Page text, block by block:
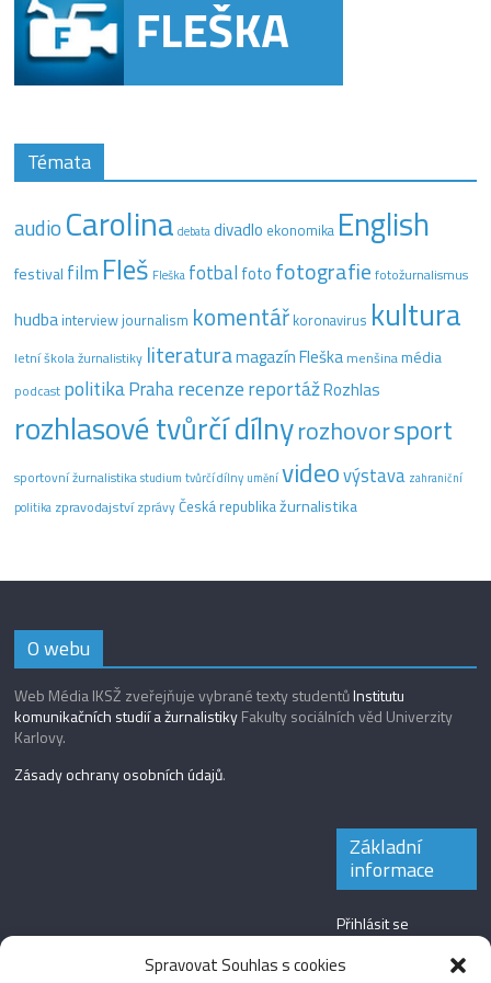
Spravovat Souhlas s cookies
Témata
audio Carolina debata divadlo ekonomika English
festival film Fleš Fleška fotbal foto fotografie fotožurnalismus
hudba interview journalism komentář koronavirus kultura
letní škola žurnalistiky literaturamagazín Fleška menšinamédia
podcast politikaPraharecenzereportážRozhlas
rozhlasové tvůrčí dílnyrozhovorsport
sportovní žurnalistika studium tvůrčí dílny uměnívideovýstava zahraniční
politika zpravodajstvízprávyČeská republikažurnalistika
O webu
Web Média IKSŽ zveřejňuje vybrané texty studentůInstitutu
komunikačních studií a žurnalistikyFakulty sociálních věd Univerzity
Karlovy.
Zásady ochrany osobních údajů.
Základní
informace
Přihlásit se
Zdroj kanálů